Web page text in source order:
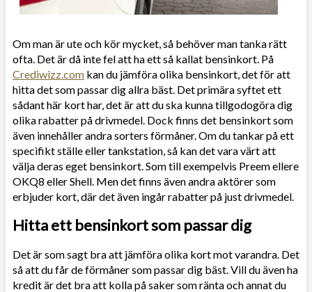
Om man är ute och kör mycket, så behöver man tanka rätt
ofta. Det är då inte fel att ha ett så kallat bensinkort. På
Crediwizz.com kan du jämföra olika bensinkort, det för att
hitta det som passar dig allra bäst. Det primära syftet ett
sådant här kort har, det är att du ska kunna tillgodogöra dig
olika rabatter på drivmedel. Dock finns det bensinkort som
även innehåller andra sorters förmåner. Om du tankar på ett
specifikt ställe eller tankstation, så kan det vara värt att
välja deras eget bensinkort. Som till exempelvis Preem ellere
OKQ8 eller Shell. Men det finns även andra aktörer som
erbjuder kort, där det även ingår rabatter på just drivmedel.
Hitta ett bensinkort som passar dig
Det är som sagt bra att jämföra olika kort mot varandra. Det
så att du får de förmåner som passar dig bäst. Vill du även ha
kredit är det bra att kolla på saker som ränta och annat du